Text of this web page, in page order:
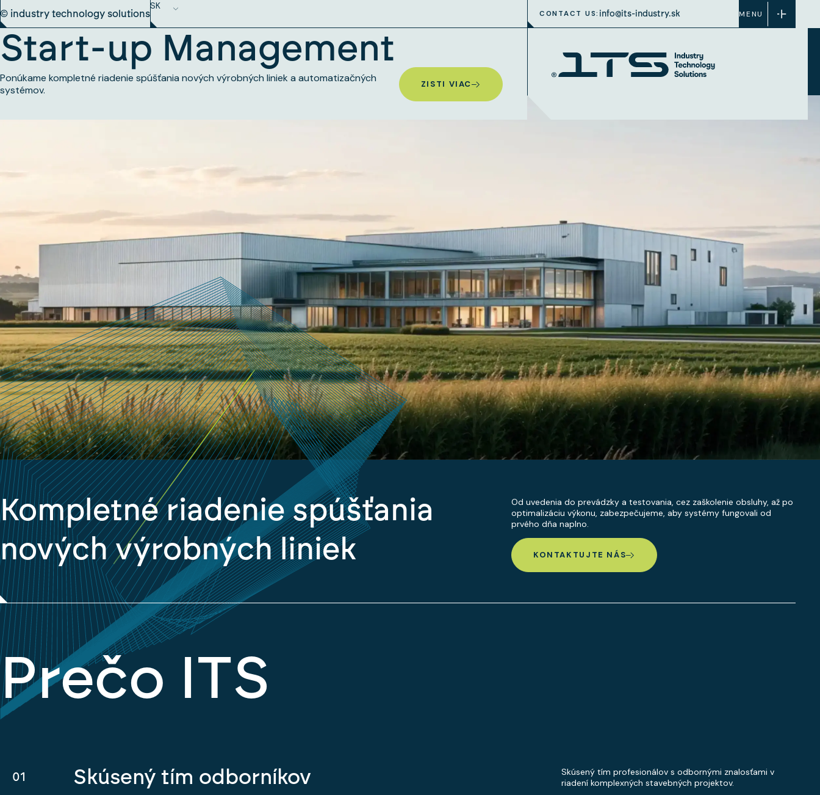
© industry technology solutions
SK
CONTACT US: info@its-industry.sk MENU
Start-up Management
Ponúkame kompletné riadenie spúšťania nových výrobných liniek a automatizačných
systémov.
ZISTI VIAC
Kompletné riadenie spúšťania
nových výrobných liniek
Od uvedenia do prevádzky a testovania, cez zaškolenie obsluhy, až po
optimalizáciu výkonu, zabezpečujeme, aby systémy fungovali od
prvého dňa naplno.
KONTAKTUJTE NÁS
Prečo ITS
01 Skúsený tím odborníkov
Skúsený tím profesionálov s odbornými znalosťami v
riadení komplexných stavebných projektov.